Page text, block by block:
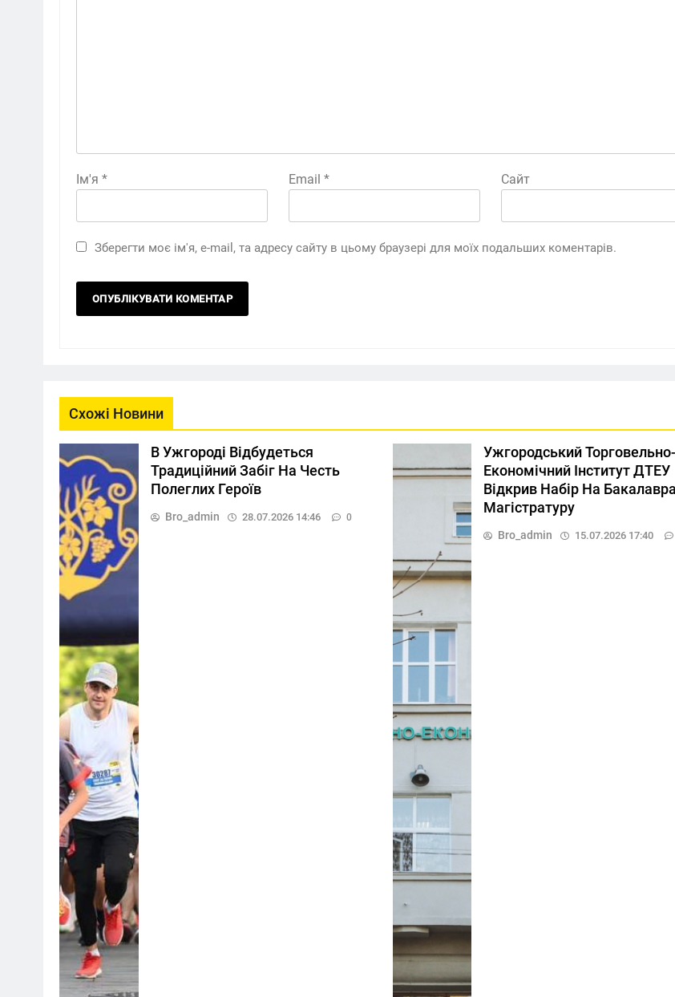
Ім'я * Email* Сайт
Зберегти моє ім'я, e-mail, та адресу сайту в цьому браузері для моїх подальших коментарів.
Схожі Новини
В Ужгороді Відбудеться
Традиційний Забіг На Честь
Полеглих Героїв
Bro_admin 28.07.2026 14:46 0
Ужгородський Торговельно-
Економічний Інститут ДТЕУ
Відкрив Набір На
Магістратуру
Bro_admin 15.07.2026 17:40